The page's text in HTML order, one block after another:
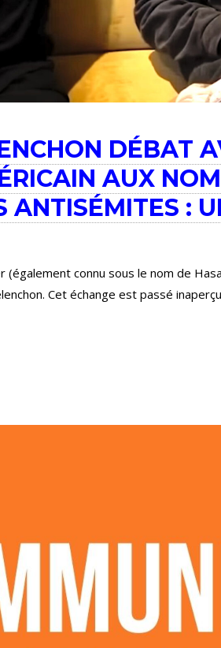
DÉBAT
AUX
ANTISÉMITES :
(également connu sous le nom de
Cet échange est passé